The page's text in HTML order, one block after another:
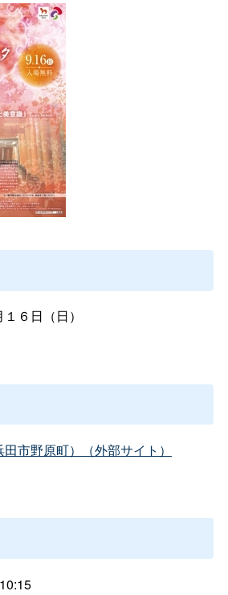
６日（日）
市野原町）（外部サイト）